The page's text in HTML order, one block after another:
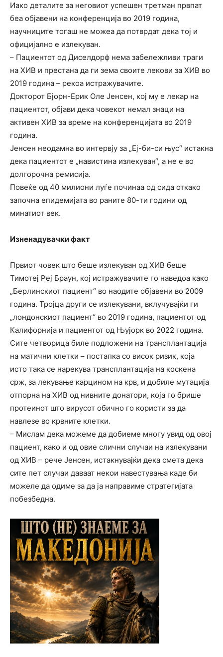
Иако деталите за неговиот успешен третман првпат
беа објавени на конференција во 2019 година,
научниците тогаш не можеа да потврдат дека тој и
официјално е излекуван.
– Пациентот од Диселдорф нема забележливи траги
на ХИВ и престана да ги зема своите лекови за ХИВ во
2019 година – рекоа истражувачите.
Докторот Бјорн-Ерик Оле Јенсен, кој му е лекар на
пациентот, објави дека човекот немал знаци на
активен ХИВ за време на конференцијата во 2019
година.
Јенсен неодамна во интервју за „Еј-би-си њус“ истакна
дека пациентот е „навистина излекуван“, а не е во
долгорочна ремисија.
Повеќе од 40 милиони луѓе починаа од сида откако
започна епидемијата во раните 80-ти години од
минатиот век.
Изненадувачки факт
Првиот човек што беше излекуван од ХИВ беше
Тимотеј Реј Браун, кој истражувачите го наведоа како
„Берлинскиот пациент“ во наодите објавени во 2009
година. Тројца други се излекувани, вклучувајќи ги
„лондонскиот пациент“ во 2019 година, пациентот од
Калифорнија и пациентот од Њујорк во 2022 година.
Сите четворица биле подложени на трансплантација
на матични клетки – постапка со висок ризик, која
исто така се нарекува трансплантација на коскена
срж, за лекување карцином на крв, и добиле мутација
отпорна на ХИВ од нивните донатори, која го брише
протеинот што вирусот обично го користи за да
навлезе во крвните клетки.
– Мислам дека можеме да добиеме многу увид од овој
пациент, како и од овие слични случаи на излекувани
од ХИВ – рече Јенсен, истакнувајќи дека смета дека
сите пет случаи даваат некои навестувања каде би
можеле да одиме за да ја направиме стратегијата
побезбедна.